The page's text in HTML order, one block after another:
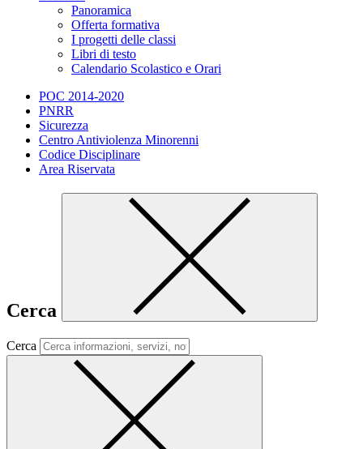
Panoramica
Offerta formativa
I progetti delle classi
Libri di testo
Calendario Scolastico e Orari
POC 2014-2020
PNRR
Sicurezza
Centro Antiviolenza Minorenni
Codice Disciplinare
Area Riservata
Cerca
Cerca